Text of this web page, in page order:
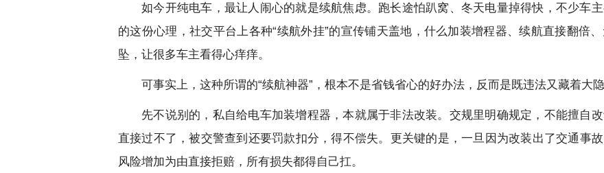
如今开纯电车，最让人闹心的就是续航焦虑。跑长途怕趴窝、冬天电量掉得快，不少车
的这份心理，社交平台上各种“续航外挂”的宣传铺天盖地，什么加装增程器、续航直接翻倍
坠，让很多车主看得心痒痒。
可事实上，这种所谓的“续航神器”，根本不是省钱省心的好办法，反而是既违法又藏着大隐
先不说别的，私自给电车加装增程器，本就属于非法改装。交规里明确规定，不能擅自
直接过不了，被交警查到还要罚款扣分，得不偿失。更关键的是，一旦因为改装出了交通事
风险增加为由直接拒赔，所有损失都得自己扛。